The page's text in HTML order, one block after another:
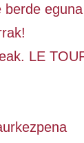
berde eguna
LE